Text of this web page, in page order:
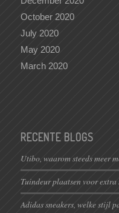
October 2020
July 2020
May 2020
March 2020
RECENTE BLOGS
Utibo, waarom steeds meer
Tuindeur plaatsen voor
Adidas sneakers, welke stijl